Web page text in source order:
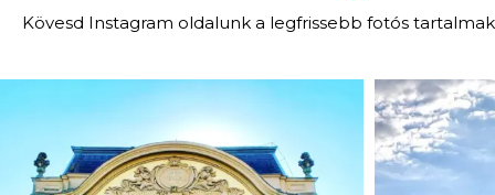
Kövesd Instagram oldalunk a legfrissebb fotós